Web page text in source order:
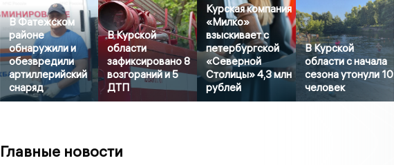
В Фатежском
районе
обнаружили и
обезвредили
артиллерийский
снаряд
В Курской
области
зафиксировано 8
возгораний и 5
ДТП
Курская компания
«Милко»
взыскивает с
петербургской
«Северной
Столицы» 4,3 млн
рублей
В Курской
области с начала
сезона утонули 10
человек
Главные новости